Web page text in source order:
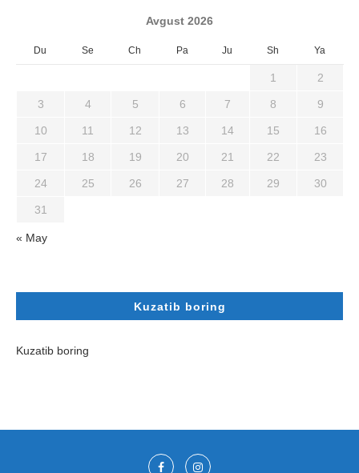
Avgust 2026
Du Se Ch Pa Ju Sh Ya
1 2
3 4 5 6 7 8 9
10 11 12 13 14 15 16
17 18 19 20 21 22 23
24 25 26 27 28 29 30
31
« May
Kuzatib boring
Kuzatib boring